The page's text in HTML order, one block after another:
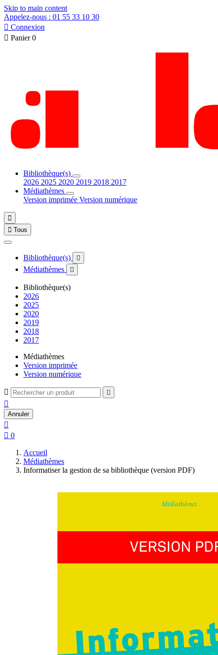
Skip to main content
Appelez-nous : 01 55 33 10 30
 Connexion
 Panier 0
Bibliothèque(s)
2026 2025 2020 2019 2018 2017
Médiathèmes
Version imprimée Version numérique

 Tous
Bibliothèque(s) 
Médiathèmes 
Bibliothèque(s)
2026
2025
2020
2019
2018
2017
Médiathèmes
Version imprimée
Version numérique
 

Annuler

 0
Accueil
Médiathèmes
Informatiser la gestion de sa bibliothèque (version PDF)